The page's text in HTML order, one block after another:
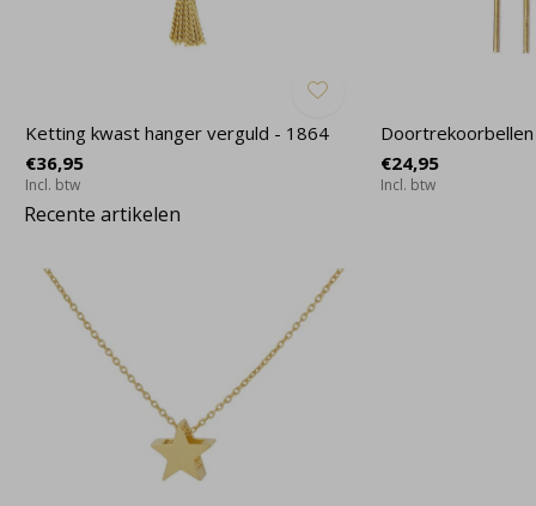
Ketting kwast hanger verguld - 1864
€36,95
Incl. btw
€24,95
Incl. btw
Recente artikelen